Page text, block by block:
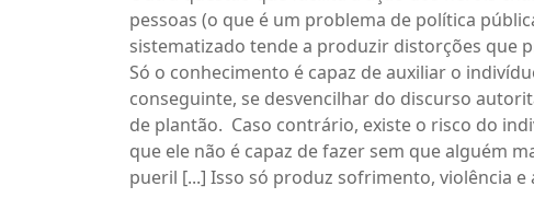
pessoas (o que é um problema de política
sistematizado tende a produzir distorções que
Só o conhecimento é capaz de auxiliar o
conseguinte, se desvencilhar do discurso
de plantão. Caso contrário, existe o risco do
que ele não é capaz de fazer sem que alguém
pueril [...] Isso só produz sofrimento, violência e